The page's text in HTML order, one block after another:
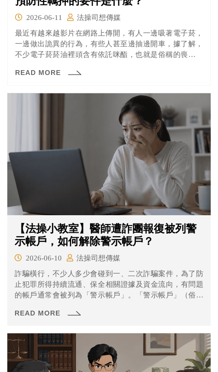
2026-06-11
法操司想傳媒
最近有越來越影片在網路上傳開，有人一邊吸著電子菸，
一邊做出詭異的行為，有些人甚至邊抽邊開車，據了解，
不少電子菸菸油裡頭含有依託咪酯，也就是俗稱的喪屍菸
秒內產生酥麻放鬆感，但隨即伴隨昏迷、意識不清與身體
READ MORE
【法操小教室】醫師遭詐團報復被列警
示帳戶，如何解除警示帳戶？
2026-06-10
法操司想傳媒
詐騙橫行，不少人多少會碰到一、二次詐騙案件，為了防
止犯罪所得持續流通、保全相關證據及資金流向，有問題
的帳戶通常會被列為「警示帳戶」。「警示帳戶」（俗稱
報後，因帳戶涉嫌涉及詐欺、洗錢、人頭帳戶或其他刑事
READ MORE